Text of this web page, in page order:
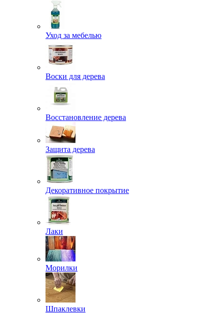
Уход за мебелью
Воски для дерева
Восстановление дерева
Защита дерева
Декоративное покрытие
Лаки
Морилки
Шпаклевки